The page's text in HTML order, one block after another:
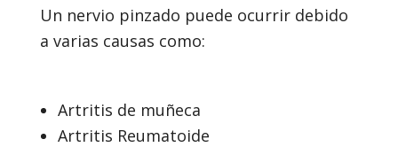
Un nervio pinzado puede ocurrir debido
a varias causas como:
Artritis de muñeca
Artritis Reumatoide